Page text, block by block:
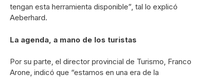
tengan esta herramienta disponible”, tal lo explicó
Aeberhard.
La agenda, a mano de los turistas
Por su parte, el director provincial de Turismo, Franco
Arone, indicó que “estamos en una era de la